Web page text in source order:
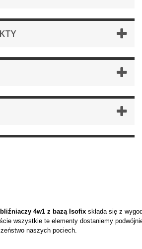
bliźniaczy 4w1 z baząIsofix składa się z
wszystkie te elementy dostaniemy
naszych pociech.